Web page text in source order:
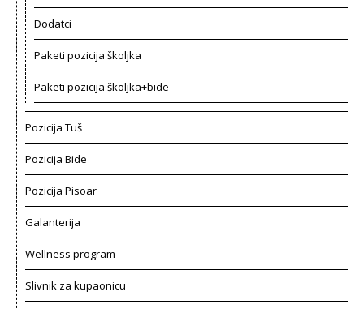
Dodatci
Paketi pozicija školjka
Paketi pozicija školjka+bide
Pozicija Tuš
Pozicija Bide
Pozicija Pisoar
Galanterija
Wellness program
Slivnik za kupaonicu